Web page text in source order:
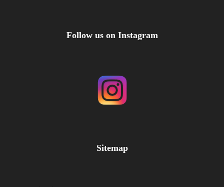
Follow us on Instagram
Sitemap